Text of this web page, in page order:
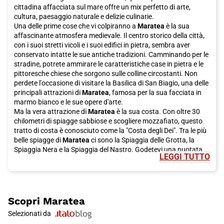
per un viaggio che ti porterà alla scoperta di questa
meravigliosa destinazione!
cittadina affacciata sul mare offre un mix perfetto di arte,
cultura, paesaggio naturale e delizie culinarie.
Una delle prime cose che vi colpiranno a Maratea è la sua
affascinante atmosfera medievale. Il centro storico della città,
con i suoi stretti vicoli e i suoi edifici in pietra, sembra aver
conservato intatte le sue antiche tradizioni. Camminando per le
stradine, potrete ammirare le caratteristiche case in pietra e le
pittoresche chiese che sorgono sulle colline circostanti. Non
perdete l'occasione di visitare la Basilica di San Biagio, una delle
principali attrazioni diMaratea, famosa per la sua facciata in
marmo bianco e le sue opere d'arte.
Ma la vera attrazione diMaratea è la sua costa. Con oltre 30
chilometri di spiagge sabbiose e scogliere mozzafiato, questo
tratto di costa è conosciuto come la "Costa degli Dei". Tra le più
belle spiagge diMaratea ci sono la Spiaggia delle Grotta, la
Spiaggia Nera e la Spiaggia del Nastro. Godetevi una nuotata
rinfrescante nelle acque cristalline e poi rilassatevi sulla sabbia
alta oltre 22 metri, domina la città e offre una vista a 360 gradi
mozzafiato su tutto il territorio circostante. Non dimenticate di
portare la macchina fotografica per catturare questo momento
LEGGI TUTTO
Scopri Maratea
Selezionati da